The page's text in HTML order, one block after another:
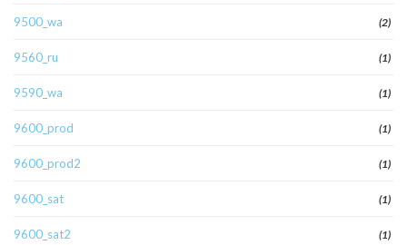
9500_wa (2)
9560_ru (1)
9590_wa (1)
9600_prod (1)
9600_prod2 (1)
9600_sat (1)
9600_sat2 (1)